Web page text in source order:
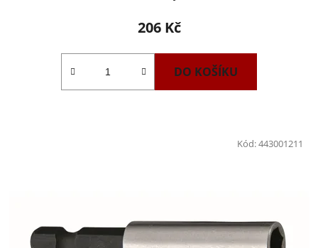
206 Kč
DO KOŠÍKU
Kód:443001211